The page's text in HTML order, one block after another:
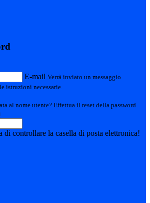
E-mail Verrà inviato un messaggio
istruzioni necessarie.
al nome utente? Effettua il reset della password
di controllare la casella di posta elettronica!